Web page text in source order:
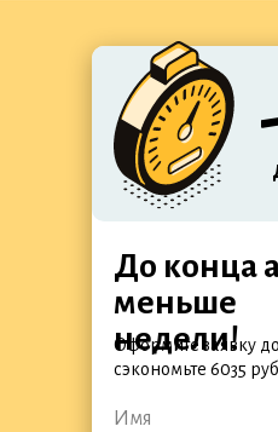
Оформите заявку
сэкономьте 6035
До конца
меньше
недели!